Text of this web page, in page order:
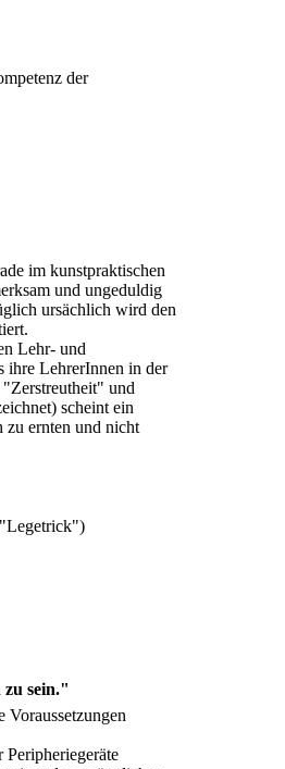
der
im kunstpraktischen
und ungeduldig
ursächlich wird den
Lehr- und
ihre LehrerInnen in der
"Zerstreutheit" und
scheint ein
zu ernten und nicht
sein."
Voraussetzungen